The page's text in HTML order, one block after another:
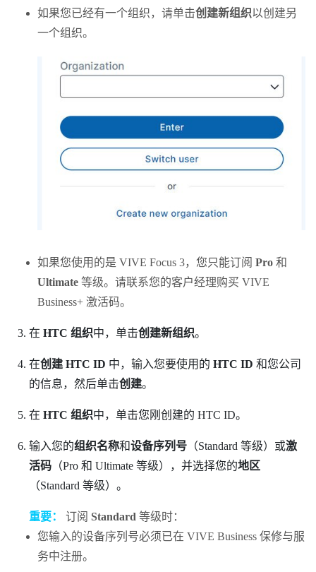
如果您已经有一个组织，请单击创建新组织以创建另
一个组织。
如果您使用的是VIVE Focus 3，您只能订阅Pro 和
Ultimate 等级。请联系您的客户经理购买VIVE
Business+ 激活码。
在 HTC 组织中，单击创建新组织。
在创建 HTC ID 中，输入您要使用的 HTC ID 和您公司
的信息，然后单击创建。
在 HTC 组织中，单击您刚创建的 HTC ID。
输入您的组织名称和设备序列号（Standard 等级）或激
活码（Pro 和 Ultimate 等级），并选择您的地区
（Standard 等级）。
重要： 订阅 Standard 等级时：
您输入的设备序列号必须已在VIVE Business 保修与服
务中注册。